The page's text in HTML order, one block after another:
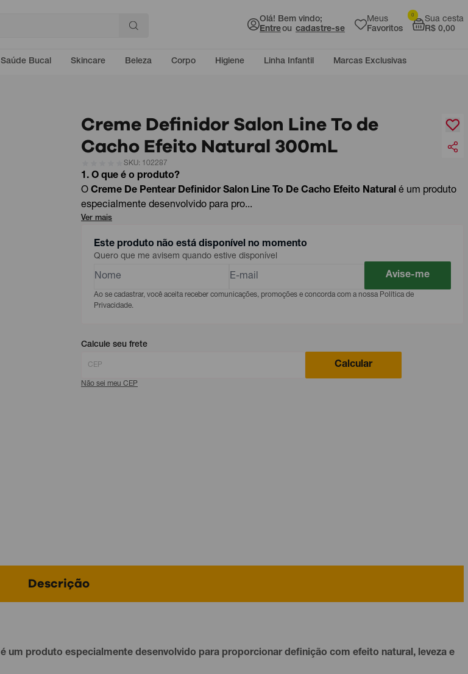
Olá! Bem vindo;
Entreou cadastre-se
Meus
Favoritos
Sua cesta
R$ 0,00
0
Saúde Bucal Skincare Beleza Corpo Higiene Linha Infantil Marcas Exclusivas
Creme Definidor Salon Line To de
Cacho Efeito Natural 300mL
SKU: 102287
1. O que é o produto?
O Creme De Pentear Definidor Salon Line To De Cacho Efeito Natural é um produto
especialmente desenvolvido para pro...
Ver mais
Este produto não está disponível no momento
Quero que me avisem quando estive disponível
Avise-me
Ao se cadastrar, você aceita receber comunicações, promoções e concorda com a nossa Política de
Privacidade.
Calcule seu frete
Calcular
Não sei meu CEP
Descrição
é um produto especialmente desenvolvido para proporcionar definição com efeito natural, leveza e